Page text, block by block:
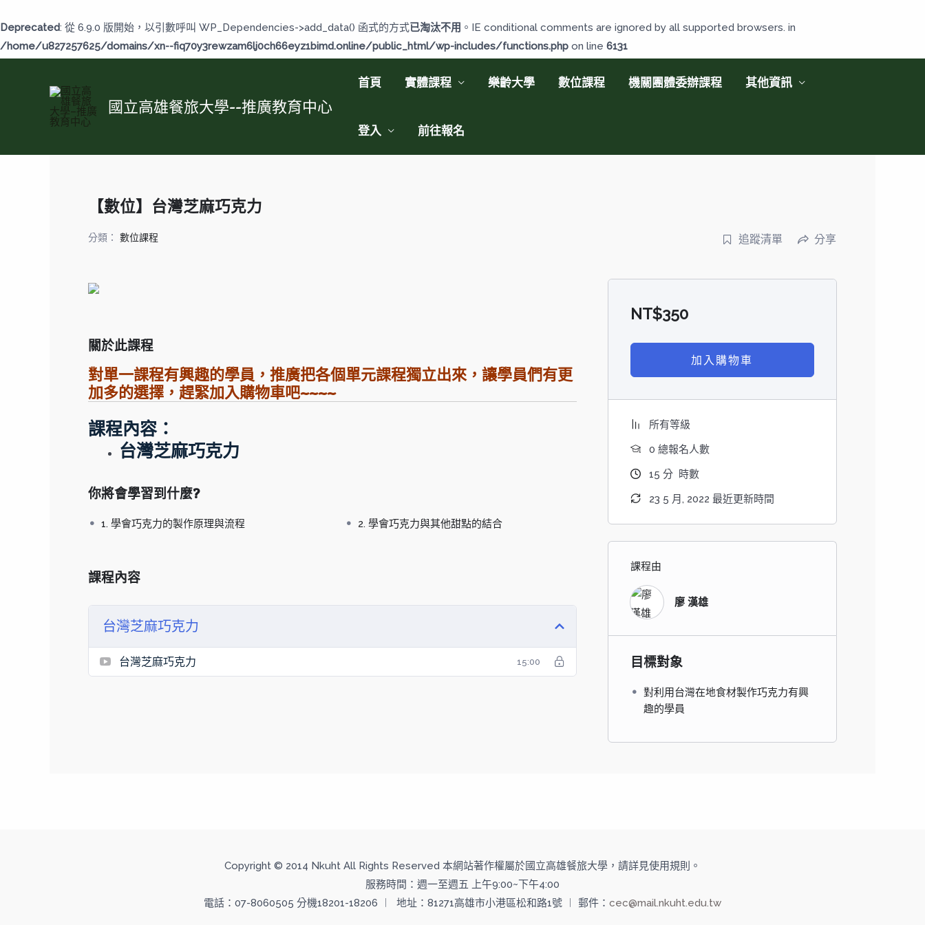
Deprecated: 從 6.9.0 版開始，以引數呼叫 WP_Dependencies->add_data() 函式的方式已淘汰不用 。IE conditional comments are ignored by all supported browsers. in
/home/u827257625/domains/xn--fiq70y3rewzam6lj0ch66eyz1bimd.online/public_html/wp-includes/functions.php on line 6131
至
主
國立高雄餐旅大學--推廣教育中心
首頁 實體課程 樂齡大學 數位課程 機關團體委辦課程 其他資訊
登入 前往報名
【數位】台灣芝麻巧克力
分類：數位課程 追蹤清單 分享
關於此課程
對單一課程有興趣的學員，推廣把各個單元課程獨立出來，讓學員們有更
加多的選擇，趕緊加入購物車吧~~~~
課程內容：
台灣芝麻巧克力
你將會學習到什麼?
1. 學會巧克力的製作原理與流程 2. 學會巧克力與其他甜點的結合
課程內容
台灣芝麻巧克力
台灣芝麻巧克力 15:00
NT$350
加入購物車
所有等級
0 總報名人數
15 分 時數
23 5 月, 2022 最近更新時間
課程由
廖 漢雄
目標對象
對利用台灣在地食材製作巧克力有興
趣的學員
Copyright © 2014 Nkuht All Rights Reserved 本網站著作權屬於國立高雄餐旅大學，請詳見使用規則。
服務時間：週一至週五 上午9:00~下午4:00
電話：07-8060505 分機18201-18206 ︱ 地址：81271高雄市小港區松和路1號 ︱ 郵件： cec@mail.nkuht.edu.tw